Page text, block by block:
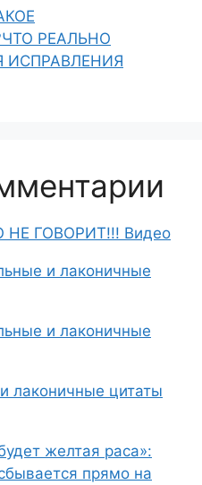
РЕАЛЬНО
ГОВОРИТ!!! Видео
и лаконичные
и лаконичные
лаконичные цитаты
желтая раса»:
прямо на